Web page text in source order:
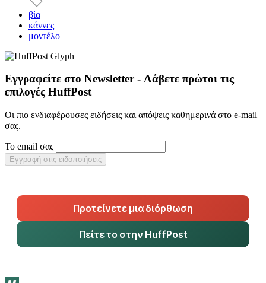
βία
κάννες
μοντέλο
Εγγραφείτε στο Newsletter - Λάβετε πρώτοι τις
επιλογές HuffPost
Οι πιο ενδιαφέρουσες ειδήσεις και απόψεις καθημερινά στο e-mail
σας.
Το email σας
Εγγραφή στις ειδοποιήσεις
Προτείνετε μια διόρθωση
Πείτε το στην HuffPost